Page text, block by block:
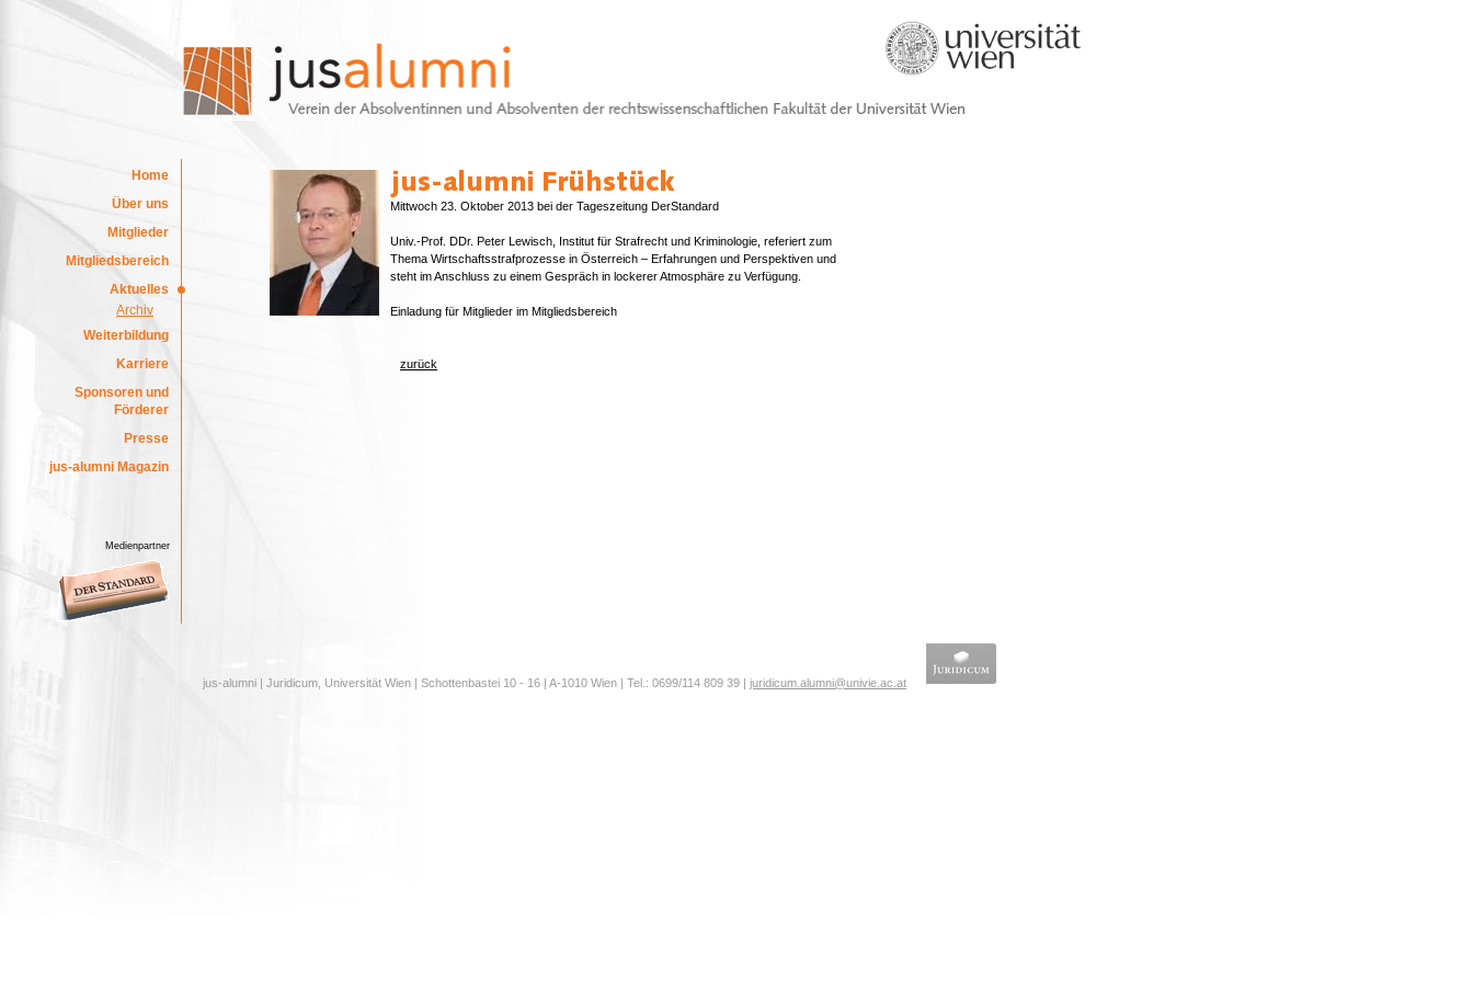
Home
Über uns
Mitglieder
Mitgliedsbereich
Aktuelles
Archiv
Weiterbildung
Karriere
Sponsoren und
Förderer
Presse
jus-alumni Magazin
Medienpartner
Mittwoch 23. Oktober 2013 bei der Tageszeitung DerStandard
Univ.-Prof. DDr. Peter Lewisch, Institut für Strafrecht und Kriminologie, referiert zum
Thema Wirtschaftsstrafprozesse in Österreich – Erfahrungen und Perspektiven und
steht im Anschluss zu einem Gespräch in lockerer Atmosphäre zu Verfügung.
Einladung für Mitglieder im Mitgliedsbereich
zurück
jus-alumni | Juridicum, Universität Wien | Schottenbastei 10 - 16 | A-1010 Wien | Tel.: 0699/114 809 39 | juridicum.alumni@univie.ac.at